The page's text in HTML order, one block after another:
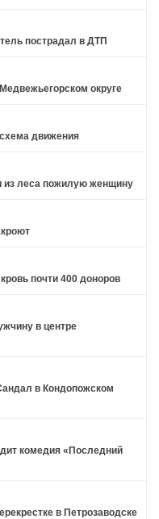
пострадал в ДТП
округе
движения
леса пожилую женщину
почти 400 доноров
в центре
в Кондопожском
комедия «Последний
в Петрозаводске